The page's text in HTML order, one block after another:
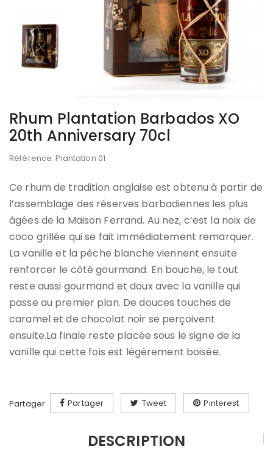
Rhum Plantation Barbados XO
20th Anniversary 70cl
Référence: Plantation 01
Ce rhum de tradition anglaise est obtenu à partir de
l’assemblage des réserves barbadiennes les plus
âgées de la Maison Ferrand. Au nez, c’est la noix de
coco grillée qui se fait immédiatement remarquer.
La vanille et la pêche blanche viennent ensuite
renforcer le côté gourmand. En bouche, le tout
reste aussi gourmand et doux avec la vanille qui
passe au premier plan. De douces touches de
caramel et de chocolat noir se perçoivent
ensuite.La finale reste placée sous le signe de la
vanille qui cette fois est légèrement boisée.
Partager Partager Tweet Pinterest
DESCRIPTION